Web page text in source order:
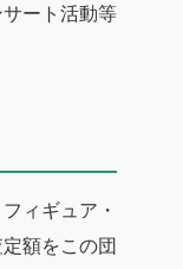
ート活動等
ィギュア・
額をこの団